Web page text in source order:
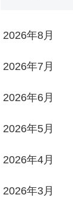
2026年8月
2026年7月
2026年6月
2026年5月
2026年4月
2026年3月